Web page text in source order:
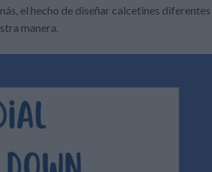
el hecho de diseñar calcetines diferentes
manera.